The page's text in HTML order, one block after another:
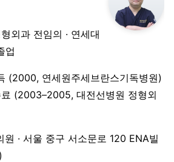
외과 전임의 · 연세대
업
(2000, 연세원주세브란스기독병원)
료 (2003–2005, 대전선병원 정형외
원 · 서울 중구 서소문로 120 ENA빌